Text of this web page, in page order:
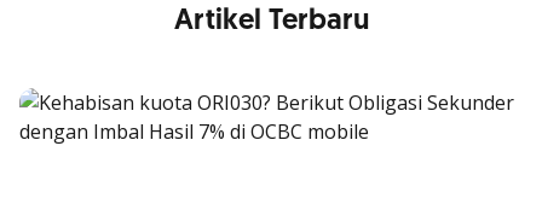
Artikel Terbaru